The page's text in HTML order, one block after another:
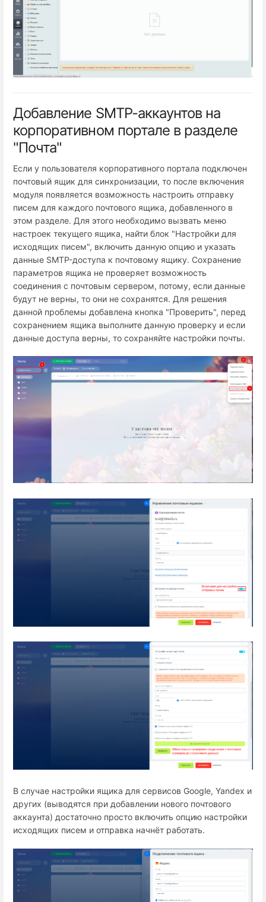
Добавление SMTP-аккаунтов на
корпоративном портале в разделе
"Почта"
Если у пользователя корпоративного портала подключен
почтовый ящик для синхронизации, то после включения
модуля появляется возможность настроить отправку
писем для каждого почтового ящика, добавленного в
этом разделе. Для этого необходимо вызвать меню
настроек текущего ящика, найти блок "Настройки для
исходящих писем", включить данную опцию и указать
данные SMTP-доступа к почтовому ящику. Сохранение
параметров ящика не проверяет возможность
соединения с почтовым сервером, потому, если данные
будут не верны, то они не сохранятся. Для решения
данной проблемы добавлена кнопка "Проверить", перед
сохранением ящика выполните данную проверку и если
данные доступа верны, то сохраняйте настройки почты.
В случае настройки ящика для сервисов Google, Yandex и
других (выводятся при добавлении нового почтового
аккаунта) достаточно просто включить опцию настройки
исходящих писем и отправка начнёт работать.